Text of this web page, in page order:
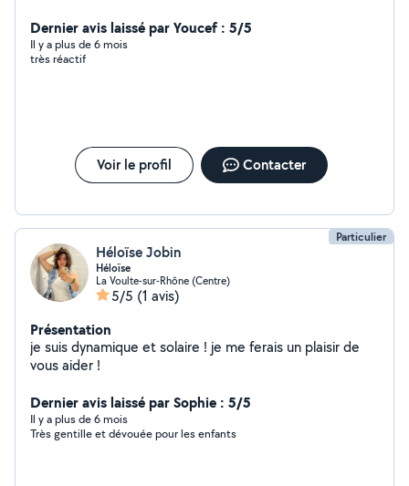
entant que agent d'entretien chez (immoclean ) je peux
aussi faire de la garde des enfants ou bien de l'aide à la
personnes âgées Je fais aussi de la cuisine (couscous,
Dernier avis laissé par Youcef : 5/5
Il y a plus de 6 mois
très réactif
Voir le profil Contacter
Particulier
Héloïse Jobin
Héloïse
La Voulte-sur-Rhône (Centre)
5/5 (1 avis)
Présentation
je suis dynamique et solaire ! je me ferais un plaisir de
vous aider !
Dernier avis laissé par Sophie : 5/5
Il y a plus de 6 mois
Très gentille et dévouée pour les enfants